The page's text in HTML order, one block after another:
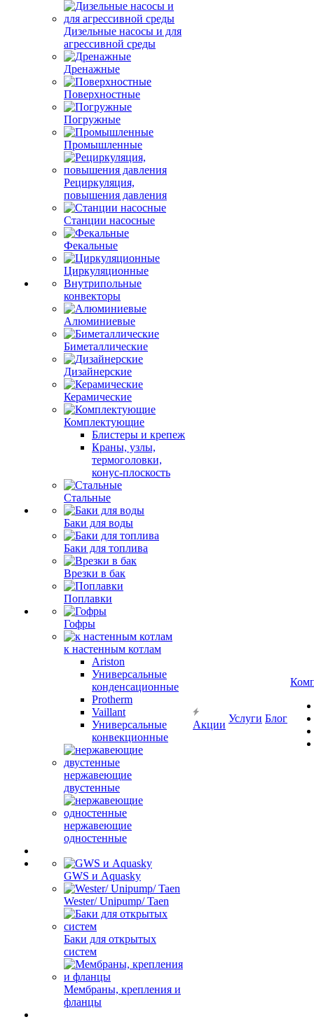
Дизельные насосы и для
агрессивной среды
Дренажные
Поверхностные
Погружные
Промышленные
Рециркуляция,
повышения давления
Станции насосные
Фекальные
Циркуляционные
Внутрипольные
конвекторы
Алюминиевые
Биметаллические
Дизайнерские
Керамические
Комплектующие
Блистеры и крепеж
Краны, узлы,
термоголовки,
конус-плоскость
Стальные
Баки для воды
Баки для топлива
Врезки в бак
Поплавки
Гофры
к настенным котлам
Ariston
Универсальные
конденсационные
Protherm
Vaillant
Универсальные
конвекционные
нержавеющие
двустенные
нержавеющие
одностенные
GWS и Aquasky
Wester/ Unipump/ Taen
Баки для открытых
систем
Мембраны, крепления и
фланцы
Акции
Услуги Блог